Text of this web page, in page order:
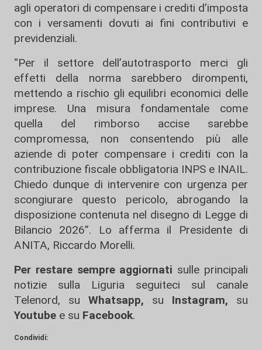
agli operatori di compensare i crediti d’imposta
con i versamenti dovuti ai fini contributivi e
previdenziali.
“Per il settore dell’autotrasporto merci gli
effetti della norma sarebbero dirompenti,
mettendo a rischio gli equilibri economici delle
imprese. Una misura fondamentale come
quella del rimborso accise sarebbe
compromessa, non consentendo più alle
aziende di poter compensare i crediti con la
contribuzione fiscale obbligatoria INPS e INAIL.
Chiedo dunque di intervenire con urgenza per
scongiurare questo pericolo, abrogando la
disposizione contenuta nel disegno di Legge di
Bilancio 2026”. Lo afferma il Presidente di
ANITA, Riccardo Morelli.
Per restare sempre aggiornati sulle principali
notizie sulla Liguria seguiteci sul canale
Telenord, su
Whatsapp, su Instagram, su
Youtube e su Facebook.
Condividi: